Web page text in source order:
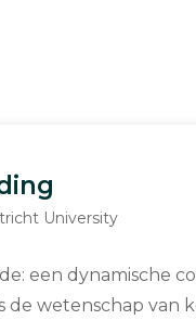
University
een dynamische
de wetenschap van